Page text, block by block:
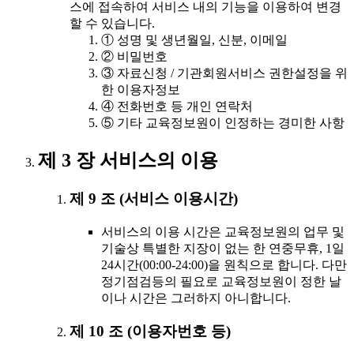
스에 접속하여 서비스 내의 기능을 이용하여 변경
할 수 있습니다.
① 성명 및 생년월일, 신분, 이메일
② 비밀번호
③ 자료신청 / 기관회원서비스 권한설정을 위
한 이용자정보
④ 전화번호 등 개인 연락처
⑤ 기타 교육정보원이 인정하는 경미한 사항
제 3 장 서비스의 이용
제 9 조 (서비스 이용시간)
서비스의 이용 시간은 교육정보원의 업무 및
기술상 특별한 지장이 없는 한 연중무휴, 1일
24시간(00:00-24:00)을 원칙으로 합니다. 다만
정기점검등의 필요로 교육정보원이 정한 날
이나 시간은 그러하지 아니합니다.
제 10 조 (이용자번호 등)